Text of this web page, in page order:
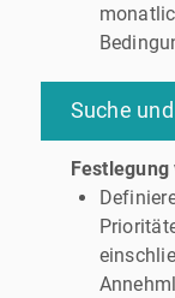
Suche